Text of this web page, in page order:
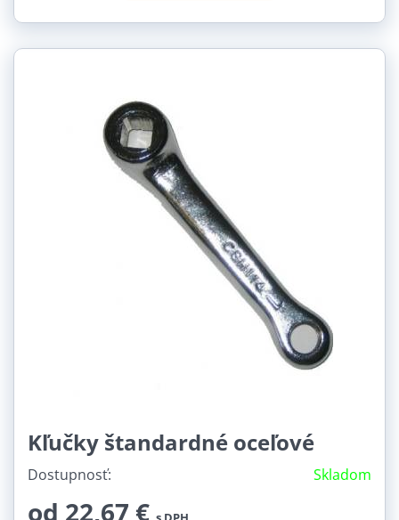
Kľučky štandardné oceľové
Dostupnosť: Skladom
od 22,67 €